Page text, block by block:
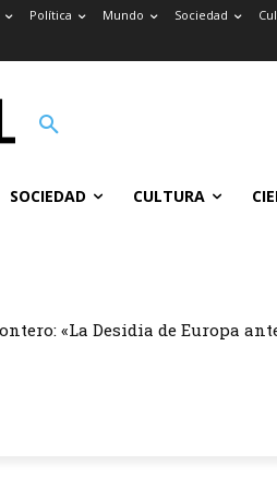
Política Mundo Sociedad
SOCIEDAD CULTURA
«La Desidia de Europa